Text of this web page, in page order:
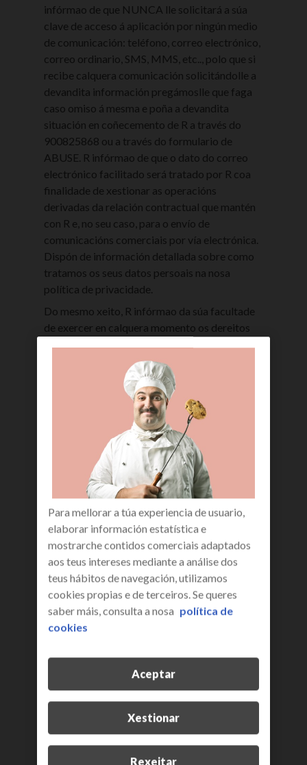
infórmao de que NUNCA lle solicitará a súa
clave de acceso á aplicación por ningún medio
de comunicación: teléfono, correo electrónico,
correo ordinario, SMS, MMS, etc.., polo que si
recibe calquera comunicación solicitándolle a
devandita información pregámoslle que faga
caso omiso á mesma e poña a devandita
situación en coñecemento de R a través do
900825868 ou a través do formulario de
ABUSE. R infórmao de que o dato do correo
electrónico facilitado será tratado por R coa
finalidade de xestionar as operacións
derivadas da relación contractual que mantén
con R e, no seu caso, para o envío de
comunicacións comerciais por vía electrónica.
Dispón de información detallada sobre como
tratamos os seus datos persoais na nosa
política de privacidade.
Do mesmo xeito, R infórmao da súa facultade
de exercer en calquera momento os dereitos
portabilidade e limitación do tratamento de
acordo co que se establece no Regulamento
Xeral de Protección de Datos e demais
normativa aplicable ao efecto, debendo
dirixirse a R a tal fin, mediante escrito enviado
por correo indicando a solicitude que realiza,
ao seguinte enderezo de correo electrónico a
docu@R.es
3. UTILIZACIÓN DA INFORMACIÓN.
A propiedade intelectual da información,
datos, contidos, bases de datos, deseños,
códigos fonte, estruturas de navegación e
demais servizos ou produtos telemáticos
integrados na Web Corporativa ou aos que R
permite ter acceso, así como a dos produtos
eventualmente derivados e os manuais de
utilización son propiedade exclusiva de R, dos
segundo proceda, polo que o usuario se
compromete a non infrinxir ningún dereito
derivado da propiedade industrial ou
intelectual, quedando expresamente prohibida
a reprodución total ou parcial dos mesmos, a
súa comunicación pública, distribución, ou
Para mellorar a túa experiencia de usuario,
elaborar información estatística e
mostrarche contidos comerciais adaptados
aos teus intereses mediante a análise dos
teus hábitos de navegación, utilizamos
cookies propias e de terceiros. Se queres
saber máis, consulta a nosa política de
cookies
Xestionar
Rexeitar
Aceptar